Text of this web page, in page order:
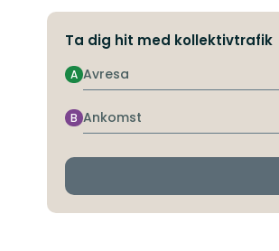
Ta dig hit med kollektivtrafik
Avresa
A
Ankomst
B